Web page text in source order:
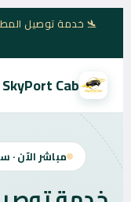
🛬 خدمة توصيل
SkyPort Cab
مباشر الآن ·